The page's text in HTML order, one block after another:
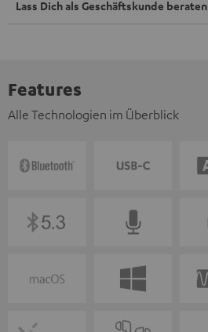
Lass Dich als Geschäftskunde beraten
Features
Alle Technologien im Überblick